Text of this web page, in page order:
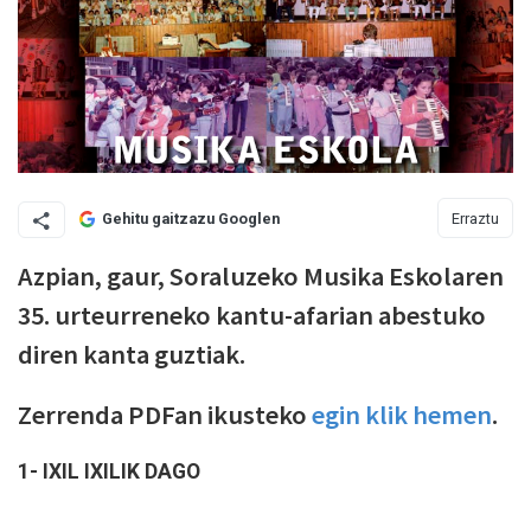
Gehitu gaitzazu Googlen Erraztu
Azpian, gaur, Soraluzeko Musika Eskolaren
35. urteurreneko kantu-afarian abestuko
diren kanta guztiak.
Zerrenda PDFan ikustekoegin klik hemen.
1- IXIL IXILIK DAGO